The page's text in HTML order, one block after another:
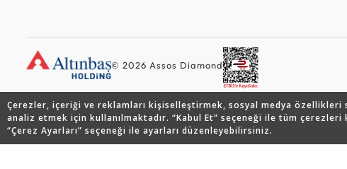
Çerezler, içeriği ve reklamları kişiselleştirmek, sosyal medya
analiz etmek için kullanılmaktadır. “Kabul Et” seçeneği ile tüm
“Çerez Ayarları” seçeneği ile ayarları düzenleyebilirsiniz.
© 2026 Assos Diamond